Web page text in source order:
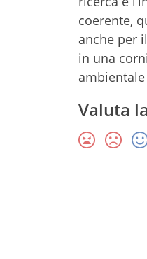
coerente,
anche per
in una
Valuta